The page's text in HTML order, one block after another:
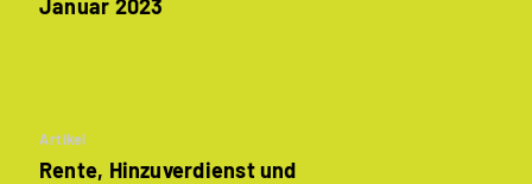
Januar 2023
Artikel
Rente, Hinzuverdienst und